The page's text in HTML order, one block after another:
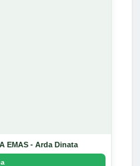
EMAS - Arda Dinata